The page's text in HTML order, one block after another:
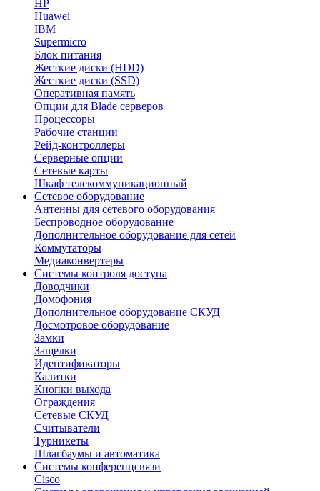
HP
Huawei
IBM
Supermicro
Блок питания
Жесткие диски (HDD)
Жесткие диски (SSD)
Оперативная память
Опции для Blade серверов
Процессоры
Рабочие станции
Рейд-контроллеры
Серверные опции
Сетевые карты
Шкаф телекоммуникационный
Сетевое оборудование
Антенны для сетевого оборудования
Беспроводное оборудование
Дополнительное оборудование для сетей
Коммутаторы
Медиаконвертеры
Системы контроля доступа
Доводчики
Домофония
Дополнительное оборудование СКУД
Досмотровое оборудование
Замки
Защелки
Идентификаторы
Калитки
Кнопки выхода
Ограждения
Сетевые СКУД
Считыватели
Турникеты
Шлагбаумы и автоматика
Системы конференцсвязи
Cisco